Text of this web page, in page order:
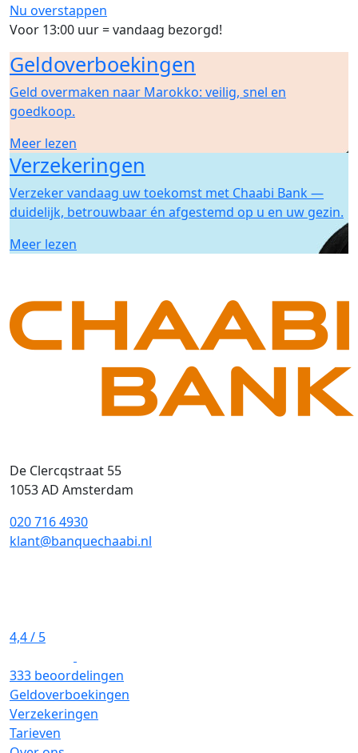
Nu overstappen
Voor 13:00 uur = vandaag bezorgd!
Geldoverboekingen
Geld overmaken naar Marokko: veilig, snel en
goedkoop.
Meer lezen
Verzekeringen
Verzeker vandaag uw toekomst met Chaabi Bank —
duidelijk, betrouwbaar én afgestemd op u en uw gezin.
Meer lezen
De Clercqstraat 55
1053 AD Amsterdam
020 716 4930
klant@banquechaabi.nl
4,4/ 5
333 beoordelingen
Geldoverboekingen
Verzekeringen
Tarieven